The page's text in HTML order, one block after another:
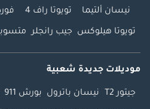
نيسان ألتيما تويوتا راف 4
تويوتا هيلوكس جيب رانجلر
موديلات جديدة شعبية
جيتور T2 نيسان باترول بورش 911